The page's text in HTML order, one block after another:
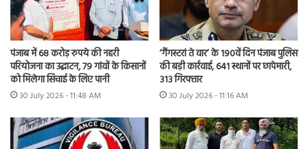
पंजाब में 68 करोड़ रुपये की नहरी
परियोजना का उद्घाटन, 79 गांवों के किसानों
को मिलेगा सिंचाई के लिए पानी
30 July 2026 - 11:48 AM
‘गैंगस्टरां ते वार’ के 190वें दिन पंजाब पुलिस
की बड़ी कार्रवाई, 641 स्थानों पर छापेमारी,
313 गिरफ्तार
30 July 2026 - 11:16 AM